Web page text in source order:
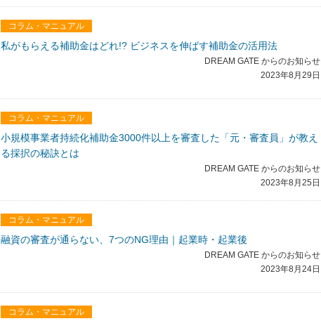
コラム・マニュアル
私がもらえる補助金はどれ!? ビジネスを伸ばす補助金の活用法
DREAM GATE からのお知らせ
2023年8月29日
コラム・マニュアル
小規模事業者持続化補助金3000件以上を審査した「元・審査員」が教え
る採択の秘訣とは
DREAM GATE からのお知らせ
2023年8月25日
コラム・マニュアル
融資の審査が通らない、7つのNG理由｜起業時・起業後
DREAM GATE からのお知らせ
2023年8月24日
コラム・マニュアル